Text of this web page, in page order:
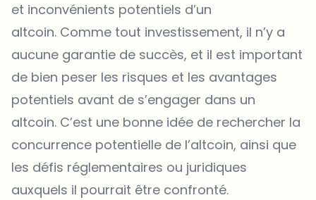
et inconvénients potentiels d’un
altcoin. Comme tout investissement, il n’y a
aucune garantie de succès, et il est important
de bien peser les risques et les avantages
potentiels avant de s’engager dans un
altcoin. C’est une bonne idée de rechercher la
concurrence potentielle de l’altcoin, ainsi que
les défis réglementaires ou juridiques
auxquels il pourrait être confronté.